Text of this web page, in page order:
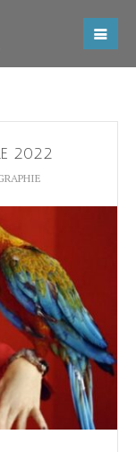
2022